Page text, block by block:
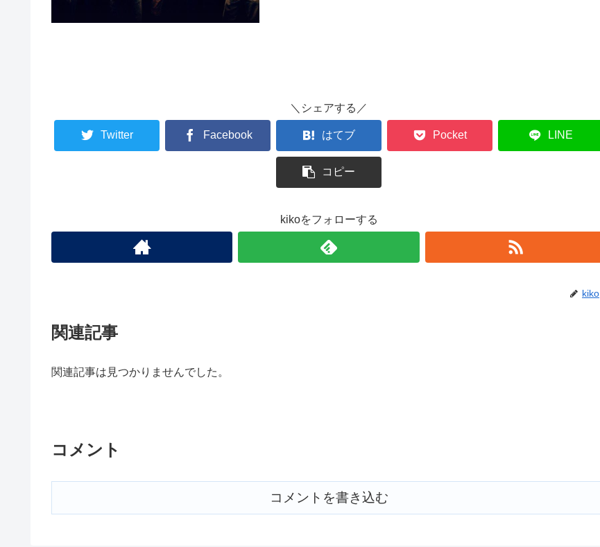
＼シェアする／
Twitter Facebook はてブ Pocket LINE
コピー
kikoをフォローする
kiko
関連記事
関連記事は見つかりませんでした。
コメント
コメントを書き込む